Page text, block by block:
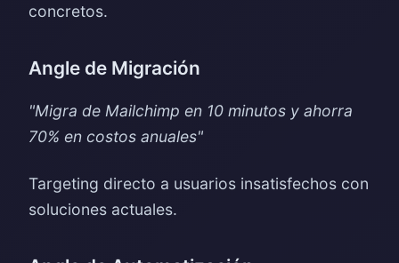
concretos.
Angle de Migración
"Migra de Mailchimp en 10 minutos y ahorra
70% en costos anuales"
Targeting directo a usuarios insatisfechos con
soluciones actuales.